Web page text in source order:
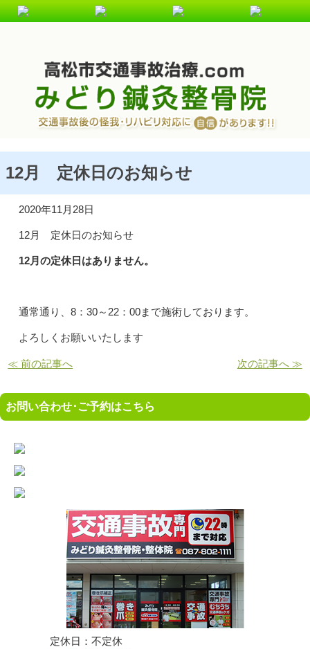
交通事故・むち打ち施術を受けるなら、高松むち打ち.comに
ご相談ください！
12月 定休日のお知らせ
2020年11月28日
12月 定休日のお知らせ
12月の定休日はありません。
通常通り、8：30～22：00まで施術しております。
よろしくお願いいたします
≪ 前の記事へ 次の記事へ ≫
お問い合わせ･ご予約はこちら
定休日：不定休